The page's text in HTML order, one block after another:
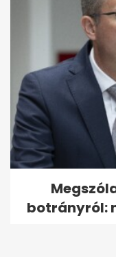
botrányról: